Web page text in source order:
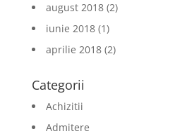
august 2018(2)
iunie 2018(1)
aprilie 2018(2)
Categorii
Achizitii
Admitere